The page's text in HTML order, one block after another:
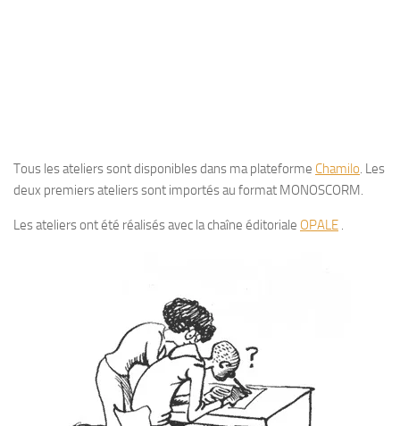
Tous les ateliers sont disponibles dans ma plateforme Chamilo. Les
deux premiers ateliers sont importés au format MONOSCORM.
Les ateliers ont été réalisés avec la chaîne éditoriale OPALE .